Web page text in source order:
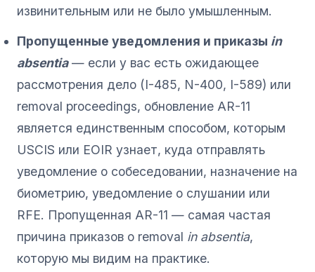
извинительным или не было умышленным.
Пропущенные уведомления и приказы in
absentia— если у вас есть ожидающее
рассмотрения дело (I-485, N-400, I-589) или
removal proceedings, обновление AR-11
является единственным способом, которым
USCIS или EOIR узнает, куда отправлять
уведомление о собеседовании, назначение на
биометрию, уведомление о слушании или
RFE. Пропущенная AR-11 — самая частая
причина приказов о removal in absentia,
которую мы видим на практике.